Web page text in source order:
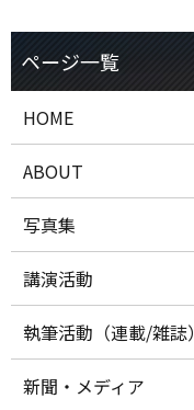
HOME
ABOUT
写真集
講演活動
執筆活動（連載/雑誌）
新聞・メディア